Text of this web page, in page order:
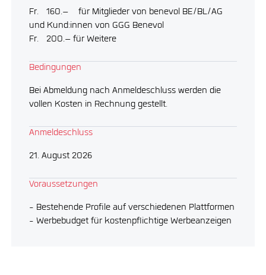
Fr. 160.– für Mitglieder von benevol BE/BL/AG
und Kund:innen von GGG Benevol
Fr. 200.– für Weitere
Bedingungen
Bei Abmeldung nach Anmeldeschluss werden die
vollen Kosten in Rechnung gestellt.
Anmeldeschluss
21. August 2026
Voraussetzungen
- Bestehende Profile auf verschiedenen Plattformen
- Werbebudget für kostenpflichtige Werbeanzeigen